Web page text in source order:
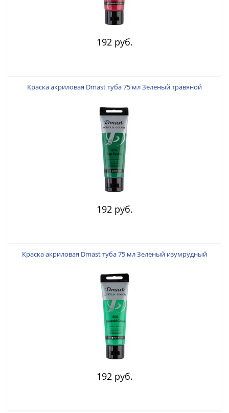
192 руб.
Краска акриловая Dmast туба 75 мл Зеленый травяной
192 руб.
Краска акриловая Dmast туба 75 мл Зеленый изумрудный
192 руб.